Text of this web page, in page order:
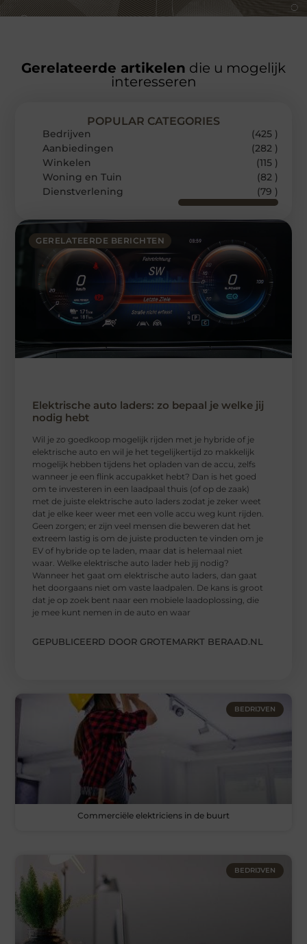
Gerelateerde artikelen die u mogelijk
interesseren
GERELATEERDE BERICHTEN
Elektrische auto laders: zo bepaal je welke jij
nodig hebt
Wil je zo goedkoop mogelijk rijden met je hybride of je
elektrische auto en wil je het tegelijkertijd zo makkelijk
mogelijk hebben tijdens het opladen van de accu, zelfs
wanneer je een flink accupakket hebt? Dan is het goed
om te investeren in een laadpaal thuis (of op de zaak)
met de juiste elektrische auto laders zodat je zeker weet
dat je elke keer weer met een volle accu weg kunt rijden.
Geen zorgen; er zijn veel mensen die beweren dat het
extreem lastig is om de juiste producten te vinden om je
EV of hybride op te laden, maar dat is helemaal niet
waar. Welke elektrische auto lader heb jij nodig?
Wanneer het gaat om elektrische auto laders, dan gaat
het doorgaans niet om vaste laadpalen. De kans is groot
dat je op zoek bent naar een mobiele laadoplossing, die
je mee kunt nemen in de auto en waar
GEPUBLICEERD DOOR GROTEMARKT BERAAD.NL
POPULAR CATEGORIES
Bedrijven
(425 )
Aanbiedingen
(282 )
Winkelen
(115 )
Woning en Tuin
(82 )
Dienstverlening
(79 )
BEDRIJVEN
Commerciële elektriciens in de buurt
BEDRIJVEN